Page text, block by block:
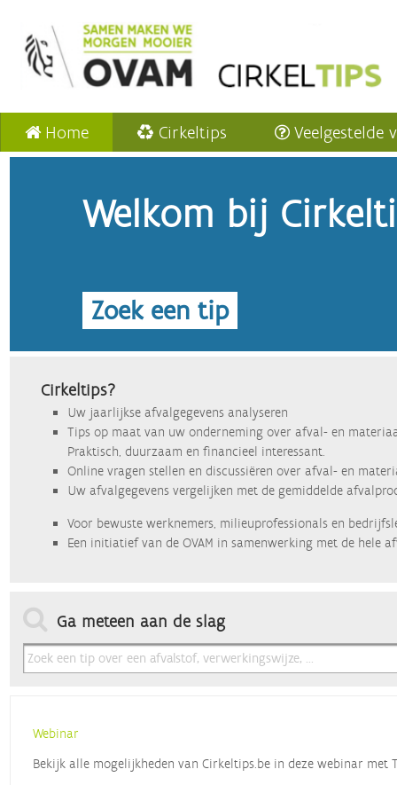
Home Cirkeltips Veelgestelde
Welkom bij
Zoek een tip
Cirkeltips?
Uw jaarlijkse afvalgegevens analyseren
Tips op maat van uw onderneming over afval- en
Praktisch, duurzaam en financieel interessant.
Online vragen stellen en discussiëren over afval- en
Uw afvalgegevens vergelijken met de gemiddelde
Voor bewuste werknemers, milieuprofessionals en
Een initiatief van de OVAM in samenwerking met de hele
Ga meteen aan de slag
Webinar
Bekijk alle mogelijkheden van Cirkeltips.be in deze webinar met